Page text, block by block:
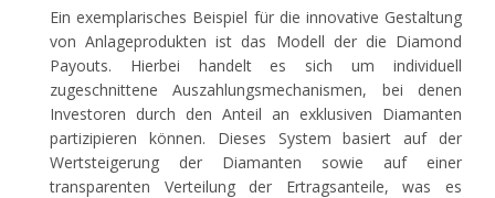
Ein exemplarisches Beispiel für die innovative Gestaltung
von Anlageprodukten ist das Modell der die Diamond
Payouts. Hierbei handelt es sich um individuell
zugeschnittene Auszahlungsmechanismen, bei denen
Investoren durch den Anteil an exklusiven Diamanten
partizipieren können. Dieses System basiert auf der
Wertsteigerung der Diamanten sowie auf einer
transparenten Verteilung der Ertragsanteile, was es